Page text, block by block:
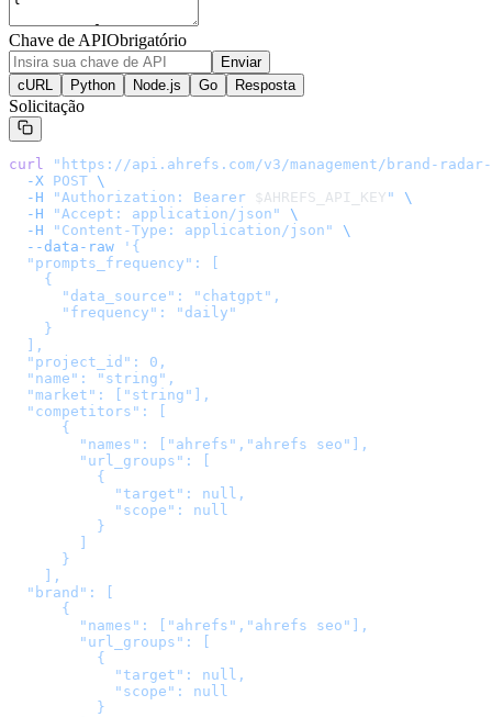
Chave de APIObrigatório
Enviar
cURL
Python Node.js Go Resposta
Solicitação
curl " https://api.ahrefs.com/v3/management/brand-
  -X
POST \
  -H
"Authorization: Bearer $AHREFS_API_KEY "
\
  -H
"Accept: application/json"
\
  -H
"Content-Type: application/json"
\
  --data-raw
' {
  "prompts_frequency": [
    {
      "data_source": "chatgpt",
      "frequency": "daily"
    }
  ],
  "project_id": 0,
  "name": "string",
  "market": ["string"],
  "competitors": [
      {
        "names": ["ahrefs","ahrefs seo"],
        "url_groups": [
          {
            "target": null,
            "scope": null
          }
      }
    ],
  "brand": [
      {
        "names": ["ahrefs","ahrefs seo"],
        "url_groups": [
          {
            "target": null,
            "scope": null
          }